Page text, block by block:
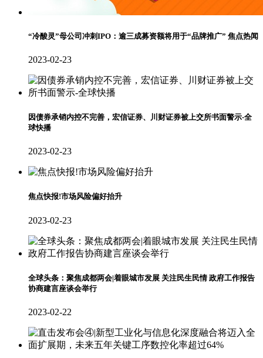
“冷酸灵”母公司冲刺IPO：逾三成募资额将用于“品牌推广” 焦点热闻
2023-02-23
因债券承销内控不完善，宏信证券、川财证券被上交所书面警示-全
球快播
2023-02-23
焦点快报!市场风险偏好抬升
2023-02-23
全球头条：聚焦成都两会|着眼城市发展 关注民生民情 政府工作报告
协商建言座谈会举行
2023-02-22